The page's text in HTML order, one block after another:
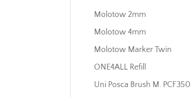
Molotow 2mm
Molotow 4mm
Molotow Marker Twin
ONE4ALL Refill
Uni Posca Brush M. PCF350